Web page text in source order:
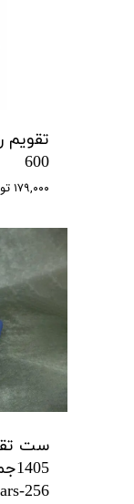
600
۱۷۹,۰۰۰ تومان
ست
ars-256